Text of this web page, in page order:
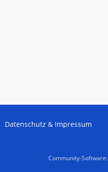
Datenschutz & Impressum
Community-Software: